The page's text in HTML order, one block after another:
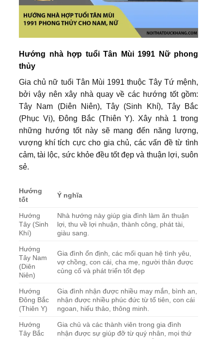
Hướng nhà hợp tuổi Tân Mùi 1991 Nữ phong
thủy
Gia chủ nữ tuổi Tân Mùi 1991 thuộc Tây Tứ mệnh,
bởi vậy nên xây nhà quay về các hướng tốt gồm:
Tây Nam (Diên Niên), Tây (Sinh Khí), Tây Bắc
(Phục Vị), Đông Bắc (Thiên Y). Xây nhà 1 trong
những hướng tốt này sẽ mang đến năng lượng,
vượng khí tích cực cho gia chủ, các vấn đề từ tình
cảm, tài lộc, sức khỏe đều tốt đẹp và thuận lợi, suôn
sẻ.
Hướng
tốt
Ý nghĩa
Hướng
Tây (Sinh
Khí)
Nhà hướng này giúp gia đình làm ăn thuận
lợi, thu về lợi nhuận, thành công, phát tài,
giàu sang.
Hướng
Tây Nam
(Diên
Niên)
Gia đình ổn định, các mối quan hệ tình yêu,
vợ chồng, con cái, cha mẹ, người thân được
củng cố và phát triển tốt đẹp
Hướng
Đông Bắc
(Thiên Y)
Gia đình nhận được nhiều may mắn, bình an,
nhận được nhiều phúc đức từ tổ tiên, con cái
ngoan, hiếu thảo, thông minh.
Hướng
Tây Bắc
Gia chủ và các thành viên trong gia đình
nhận được sự giúp đỡ từ quý nhân, mọi thứ